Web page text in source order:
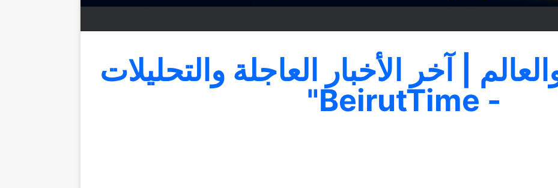
| آخر الأخبار العاجلة والتحليلات
- BeirutTime"